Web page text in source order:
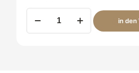
Strickwolle
rosa-
melange
in den